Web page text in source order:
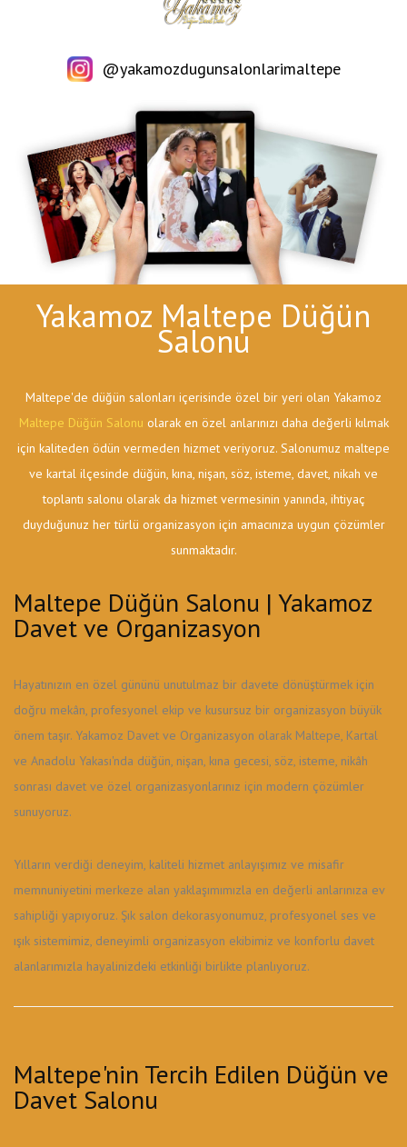
@yakamozdugunsalonlarimaltepe
Yakamoz Maltepe Düğün
Salonu
Maltepe'de düğün salonları içerisinde özel bir yeri olan Yakamoz
Maltepe Düğün Salonu olarak en özel anlarınızı daha değerli kılmak
için kaliteden ödün vermeden hizmet veriyoruz. Salonumuz maltepe
ve kartal ilçesinde düğün, kına, nişan, söz, isteme, davet, nikah ve
toplantı salonu olarak da hizmet vermesinin yanında, ihtiyaç
duyduğunuz her türlü organizasyon için amacınıza uygun çözümler
sunmaktadır.
Maltepe Düğün Salonu | Yakamoz
Davet ve Organizasyon
Hayatınızın en özel gününü unutulmaz bir davete dönüştürmek için
doğru mekân, profesyonel ekip ve kusursuz bir organizasyon büyük
önem taşır. Yakamoz Davet ve Organizasyon olarak Maltepe, Kartal
ve Anadolu Yakası'nda düğün, nişan, kına gecesi, söz, isteme, nikâh
sonrası davet ve özel organizasyonlarınız için modern çözümler
sunuyoruz.
Yılların verdiği deneyim, kaliteli hizmet anlayışımız ve misafir
memnuniyetini merkeze alan yaklaşımımızla en değerli anlarınıza ev
sahipliği yapıyoruz. Şık salon dekorasyonumuz, profesyonel ses ve
ışık sistemimiz, deneyimli organizasyon ekibimiz ve konforlu davet
alanlarımızla hayalinizdeki etkinliği birlikte planlıyoruz.
Maltepe'nin Tercih Edilen Düğün ve
Davet Salonu